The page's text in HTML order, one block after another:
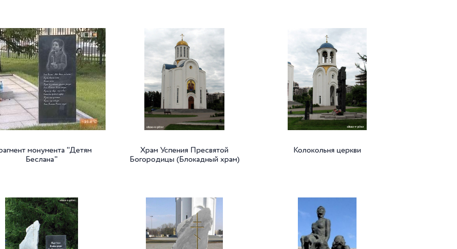
монумента "Детям
Беслана"
Храм Успения Пресвятой
Богородицы (Блокадный храм)
Колокольня церкви